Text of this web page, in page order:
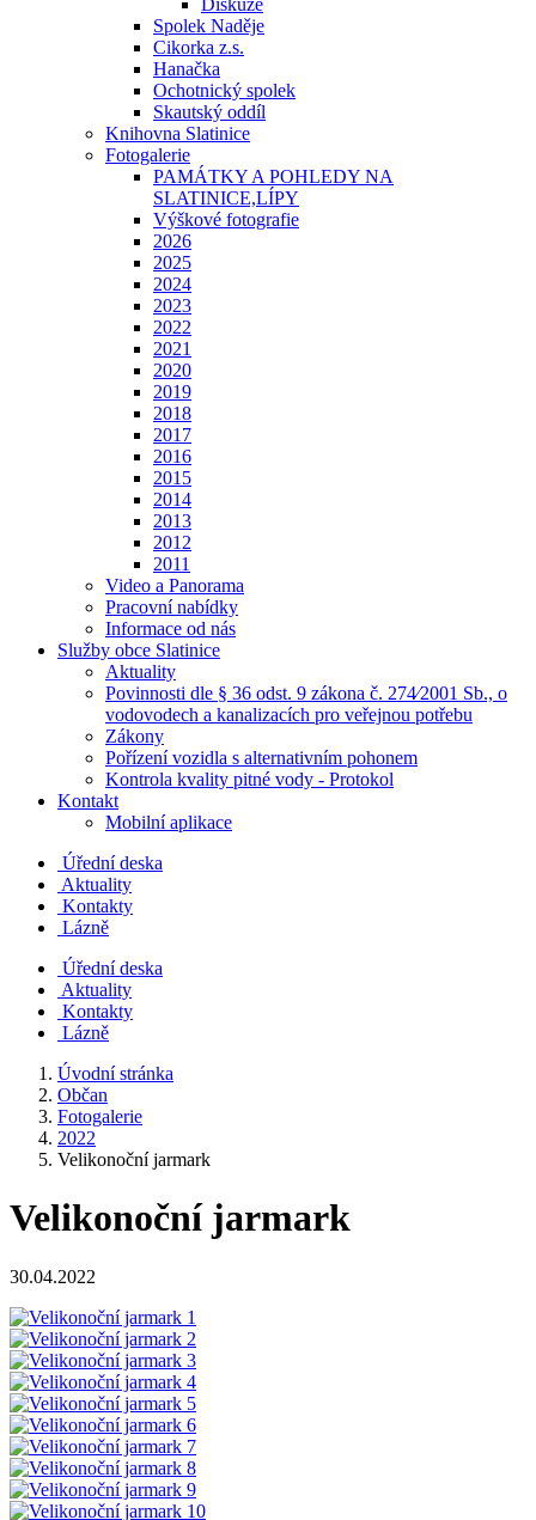
Diskuze
Spolek Naděje
Cikorka z.s.
Hanačka
Ochotnický spolek
Skautský oddíl
Knihovna Slatinice
Fotogalerie
PAMÁTKY A POHLEDY NA
SLATINICE,LÍPY
Výškové fotografie
2026
2025
2024
2023
2022
2021
2020
2019
2018
2017
2016
2015
2014
2013
2012
2011
Video a Panorama
Pracovní nabídky
Informace od nás
Služby obce Slatinice
Aktuality
Povinnosti dle § 36 odst. 9 zákona č. 274⁄2001 Sb., o
vodovodech a kanalizacích pro veřejnou potřebu
Zákony
Pořízení vozidla s alternativním pohonem
Kontrola kvality pitné vody - Protokol
Kontakt
Mobilní aplikace
Úřední deska
Aktuality
Kontakty
Lázně
Úřední deska
Aktuality
Kontakty
Lázně
Úvodní stránka
Občan
Fotogalerie
2022
Velikonoční jarmark
Velikonoční jarmark
30.04.2022